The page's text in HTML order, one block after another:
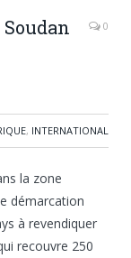
0
, INTERNATIONAL
la zone
démarcation
à revendiquer
recouvre 250